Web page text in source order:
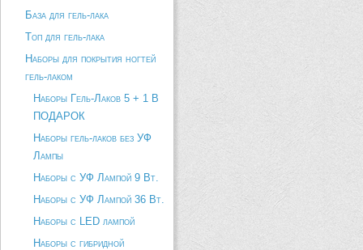
База для гель-лака
Топ для гель-лака
Наборы для покрытия ногтей
гель-лаком
Наборы Гель-Лаков 5 + 1 В
ПОДАРОК
Наборы гель-лаков без УФ
Лампы
Наборы с УФ Лампой 9 Вт.
Наборы с УФ Лампой 36 Вт.
Наборы с LED лампой
Наборы с гибридной